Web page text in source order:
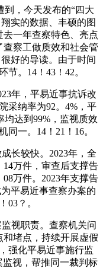
，今天发布的“四大
实的数据、丰硕的图
一年查察特色、亮点
察工做质效和社会管
好的导读。由于时间
。14！43！42。
年，平易近事抗诉改
采纳率为92。4%，平
达到99%，监视质效
一。14！21！16。
长较快。2023年，全
万件，审查后支撑告
万件。2023年支撑告
平易近事查察办案的
03？。
视职责。查察机关问
堵点，持续开展虚假
强化平易近事施行监
监视，帮推同一裁判标